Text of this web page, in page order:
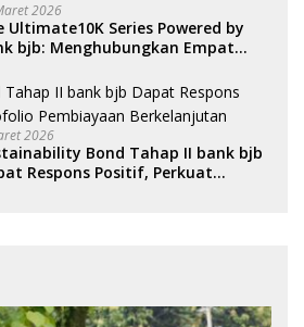
2026
Ultimate10K Series Powered by
bjb: Menghubungkan Empat
Sport Tourism
2026
Bond Tahap II bank bjb
Respons Positif, Perkuat